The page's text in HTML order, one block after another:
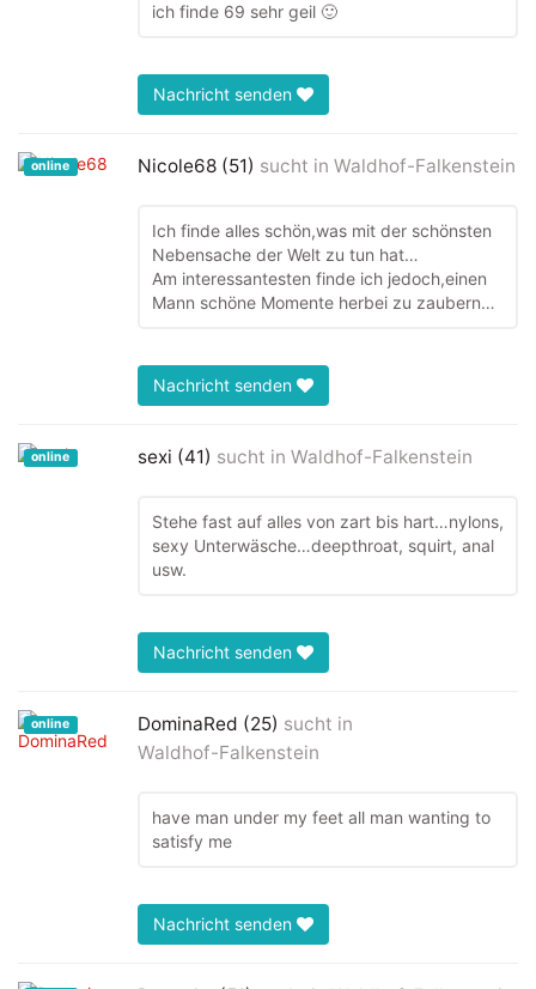
ich finde 69 sehr geil 🙂
Nachricht senden
online Nicole68 (51) sucht in Waldhof-Falkenstein
Ich finde alles schön,was mit der schönsten
Nebensache der Welt zu tun hat…
Am interessantesten finde ich jedoch,einen
Mann schöne Momente herbei zu zaubern…
Nachricht senden
online sexi (41) sucht in Waldhof-Falkenstein
Stehe fast auf alles von zart bis hart…nylons,
sexy Unterwäsche…deepthroat, squirt, anal
usw.
Nachricht senden
online DominaRed (25) sucht in
Waldhof-Falkenstein
have man under my feet all man wanting to
satisfy me
Nachricht senden